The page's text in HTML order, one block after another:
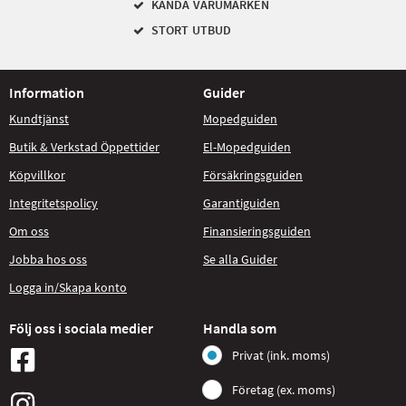
KÄNDA VARUMÄRKEN
STORT UTBUD
Information
Kundtjänst
Butik & Verkstad Öppettider
Köpvillkor
Integritetspolicy
Om oss
Jobba hos oss
Logga in/Skapa konto
Guider
Mopedguiden
El-Mopedguiden
Försäkringsguiden
Garantiguiden
Finansieringsguiden
Se alla Guider
Följ oss i sociala medier Handla som
Privat (ink. moms)
Företag (ex. moms)